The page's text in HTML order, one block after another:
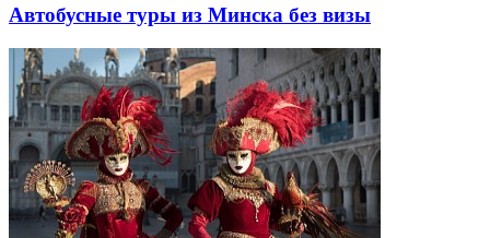
Автобусные туры из Минска без визы